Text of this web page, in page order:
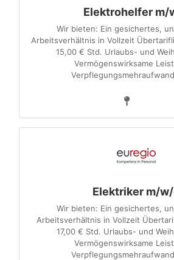
Elektrohelfer m/
Wir bieten: Ein gesichertes,
Arbeitsverhältnis in Vollzeit
15,00 € Std. Urlaubs- und
Vermögenswirksame
Elektriker m/
Wir bieten: Ein gesichertes,
Arbeitsverhältnis in Vollzeit
17,00 € Std. Urlaubs- und
Vermögenswirksame